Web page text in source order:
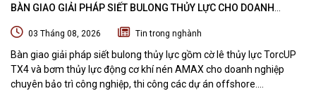
BÀN GIAO GIẢI PHÁP SIẾT BULONG THỦY LỰC CHO DOANH
03 Tháng 08, 2026 Tin trong nghành
Bàn giao giải pháp siết bulong thủy lực gồm cờ lê thủy lực TorcUP
TX4 và bơm thủy lực động cơ khí nén AMAX cho doanh nghiệp
chuyên bảo trì công nghiệp, thi công các dự án offshore.